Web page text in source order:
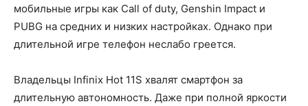
мобильные игры как Call of duty, Genshin Impact и
PUBG на средних и низких настройках. Однако при
длительной игре телефон неслабо греется.
Владельцы Infinix Hot 11S хвалят смартфон за
длительную автономность. Даже при полной яркости